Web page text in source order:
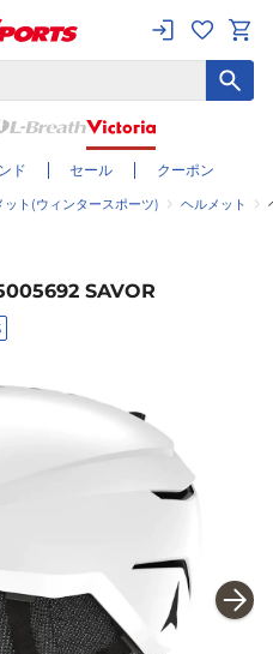
ド セール クーポン
ット(ウィンタースポーツ) ヘルメット
SAVOR